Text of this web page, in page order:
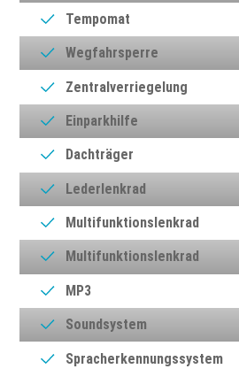
Tempomat
Wegfahrsperre
Zentralverriegelung
Einparkhilfe
Dachträger
Lederlenkrad
Multifunktionslenkrad
Multifunktionslenkrad
MP3
Soundsystem
Spracherkennungssystem